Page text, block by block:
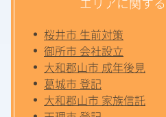
桜井市 生前対策
御所市 会社設立
大和郡山市 成年後見
葛城市 登記
大和郡山市 家族信託